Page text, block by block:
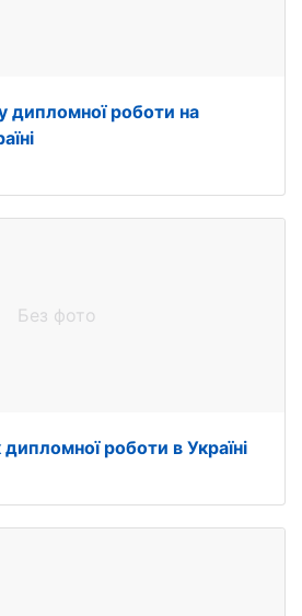
дипломної роботи на
Без фото
роботи в Україні